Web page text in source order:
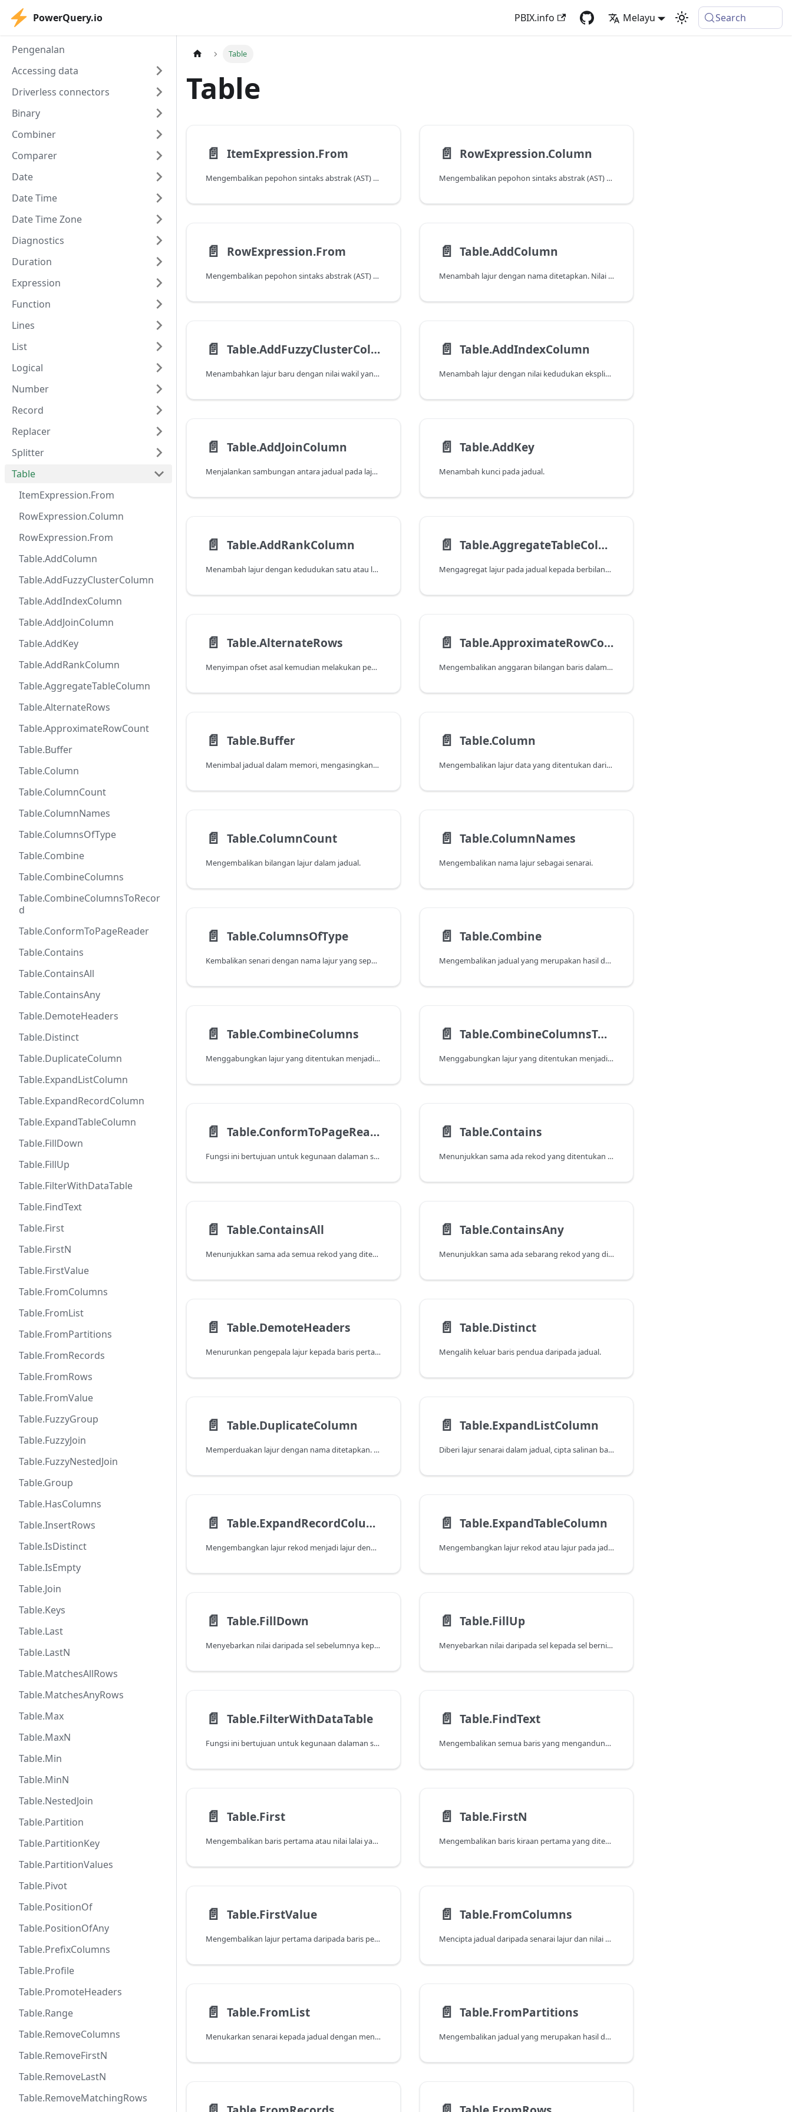
PowerQuery.io PBIX.info Melayu Search
Pengenalan
Accessing data
Driverless connectors
Binary
Combiner
Comparer
Date
Date Time
Date Time Zone
Diagnostics
Duration
Expression
Function
Lines
List
Logical
Number
Record
Replacer
Splitter
Table
ItemExpression.From
RowExpression.Column
RowExpression.From
Table.AddColumn
Table.AddFuzzyClusterColumn
Table.AddIndexColumn
Table.AddJoinColumn
Table.AddKey
Table.AddRankColumn
Table.AggregateTableColumn
Table.AlternateRows
Table.ApproximateRowCount
Table.Buffer
Table.Column
Table.ColumnCount
Table.ColumnNames
Table.ColumnsOfType
Table.Combine
Table.CombineColumns
Table.CombineColumnsToRecor
d
Table.ConformToPageReader
Table.Contains
Table.ContainsAll
Table.ContainsAny
Table.DemoteHeaders
Table.Distinct
Table.DuplicateColumn
Table.ExpandListColumn
Table.ExpandRecordColumn
Table.ExpandTableColumn
Table.FillDown
Table.FillUp
Table.FilterWithDataTable
Table.FindText
Table.First
Table.FirstN
Table.FirstValue
Table.FromColumns
Table.FromList
Table.FromPartitions
Table.FromRecords
Table.FromRows
Table.FromValue
Table.FuzzyGroup
Table.FuzzyJoin
Table.FuzzyNestedJoin
Table.Group
Table.HasColumns
Table.InsertRows
Table.IsDistinct
Table.IsEmpty
Table.Join
Table.Keys
Table.Last
Table.LastN
Table.MatchesAllRows
Table.MatchesAnyRows
Table.Max
Table.MaxN
Table.Min
Table.MinN
Table.NestedJoin
Table.Partition
Table.PartitionKey
Table.PartitionValues
Table.Pivot
Table.PositionOf
Table.PositionOfAny
Table.PrefixColumns
Table.Profile
Table.PromoteHeaders
Table.Range
Table.RemoveColumns
Table.RemoveFirstN
Table.RemoveLastN
Table.RemoveMatchingRows
Table
Table
📄️ ItemExpression.From
Mengembalikan pepohon sintaks abstrak (AST) untuk isi fungsi.
📄️ RowExpression.Column
Mengembalikan pepohon sintaks abstrak (AST) yang mewakili capaian kepada lajur dalam ungkapan baris.
📄️ RowExpression.From
Mengembalikan pepohon sintaks abstrak (AST) untuk isi fungsi.
📄️ Table.AddColumn
Menambah lajur dengan nama ditetapkan. Nilai dikira menggunakan fungsi pilihan yang ditentukan dengan setiap baris diambil sebagai input.
📄️ Table.AddFuzzyClusterColumn
Menambahkan lajur baru dengan nilai wakil yang diperoleh oleh nilai perkumpulan kabur bagi lajur yang ditentukan dalam jadual.
📄️ Table.AddIndexColumn
Menambah lajur dengan nilai kedudukan eksplisit.
📄️ Table.AddJoinColumn
Menjalankan sambungan antara jadual pada lajur yang dibekalkan dan menghasilkan hasil sambungan dalam lajur baru.
📄️ Table.AddKey
Menambah kunci pada jadual.
📄️ Table.AddRankColumn
Menambah lajur dengan kedudukan satu atau lebih lajur lain.
📄️ Table.AggregateTableColumn
Mengagregat lajur pada jadual kepada berbilang lajur dalam jadual yang mengandunginya.
📄️ Table.AlternateRows
Menyimpan ofset asal kemudian melakukan pengambilan dan langkauan baris berikutnya secara selang seli.
📄️ Table.ApproximateRowCount
Mengembalikan anggaran bilangan baris dalam jadual.
📄️ Table.Buffer
Menimbal jadual dalam memori, mengasingkannya daripada perubahan luaran semasa penilaian.
📄️ Table.Column
Mengembalikan lajur data yang ditentukan daripada jadual sebagai senarai.
📄️ Table.ColumnCount
Mengembalikan bilangan lajur dalam jadual.
📄️ Table.ColumnNames
Mengembalikan nama lajur sebagai senarai.
📄️ Table.ColumnsOfType
Kembalikan senari dengan nama lajur yang sepadan dengan jenis yang ditentukan.
📄️ Table.Combine
Mengembalikan jadual yang merupakan hasil daripada mencantumkan senarai jadual.
📄️ Table.CombineColumns
Menggabungkan lajur yang ditentukan menjadi lajur baru menggunakan fungsi bekas yang ditentukan.
📄️ Table.CombineColumnsToRecord
Menggabungkan lajur yang ditentukan menjadi lajur yang bernilai rekod baru di mana setiap rekod mempunyai nama dan nilai medan yang sepadan dengan nama lajur dan nilai lajur yang telah digabungkan.
📄️ Table.ConformToPageReader
Fungsi ini bertujuan untuk kegunaan dalaman sahaja.
📄️ Table.Contains
Menunjukkan sama ada rekod yang ditentukan muncul sebagai baris dalam jadual.
📄️ Table.ContainsAll
Menunjukkan sama ada semua rekod yang ditentukan muncul sebagai baris dalam jadual.
📄️ Table.ContainsAny
Menunjukkan sama ada sebarang rekod yang ditentukan muncul sebagai baris dalam jadual.
📄️ Table.DemoteHeaders
Menurunkan pengepala lajur kepada baris pertama nilai.
📄️ Table.Distinct
Mengalih keluar baris pendua daripada jadual.
📄️ Table.DuplicateColumn
Memperduakan lajur dengan nama ditetapkan. Nilai dan jenis disalin daripada lajur sumber.
📄️ Table.ExpandListColumn
Diberi lajur senarai dalam jadual, cipta salinan baris untuk setiap nilai dalam senarainya.
📄️ Table.ExpandRecordColumn
Mengembangkan lajur rekod menjadi lajur dengan setiap nilai.
📄️ Table.ExpandTableColumn
Mengembangkan lajur rekod atau lajur pada jadual kepada berbilang lajur dalam jadual yang mengandunginya.
📄️ Table.FillDown
Menyebarkan nilai daripada sel sebelumnya kepada sel bernilai nol di bawah dalam lajur.
📄️ Table.FillUp
Menyebarkan nilai daripada sel kepada sel bernilai nol di atas dalam lajur.
📄️ Table.FilterWithDataTable
Fungsi ini bertujuan untuk kegunaan dalaman sahaja.
📄️ Table.FindText
Mengembalikan semua baris yang mengandungi teks yang ditentukan dalam jadual.
📄️ Table.First
Mengembalikan baris pertama atau nilai lalai yang ditentukan.
📄️ Table.FirstN
Mengembalikan baris kiraan pertama yang ditentukan.
📄️ Table.FirstValue
Mengembalikan lajur pertama daripada baris pertama jadual atau nilai lalai yang dinyatakan.
📄️ Table.FromColumns
Mencipta jadual daripada senarai lajur dan nilai yang ditentukan.
📄️ Table.FromList
Menukarkan senarai kepada jadual dengan menggunakan fungsi pemisahan yang ditentukan pada setiap item dalam senarai.
📄️ Table.FromPartitions
Mengembalikan jadual yang merupakan hasil daripada menggabungkan satu set jadual pemetakan.